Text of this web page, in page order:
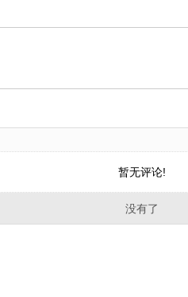
暂无评论!
没有了